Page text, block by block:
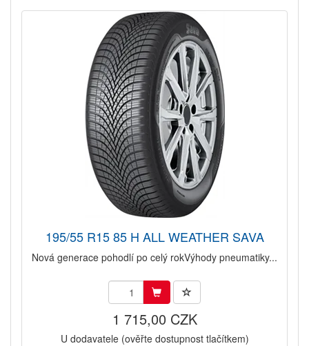
195/55 R15 85 H ALL WEATHER SAVA
Nová generace pohodlí po celý rokVýhody pneumatiky...
1 715,00 CZK
U dodavatele (ověřte dostupnost tlačítkem)